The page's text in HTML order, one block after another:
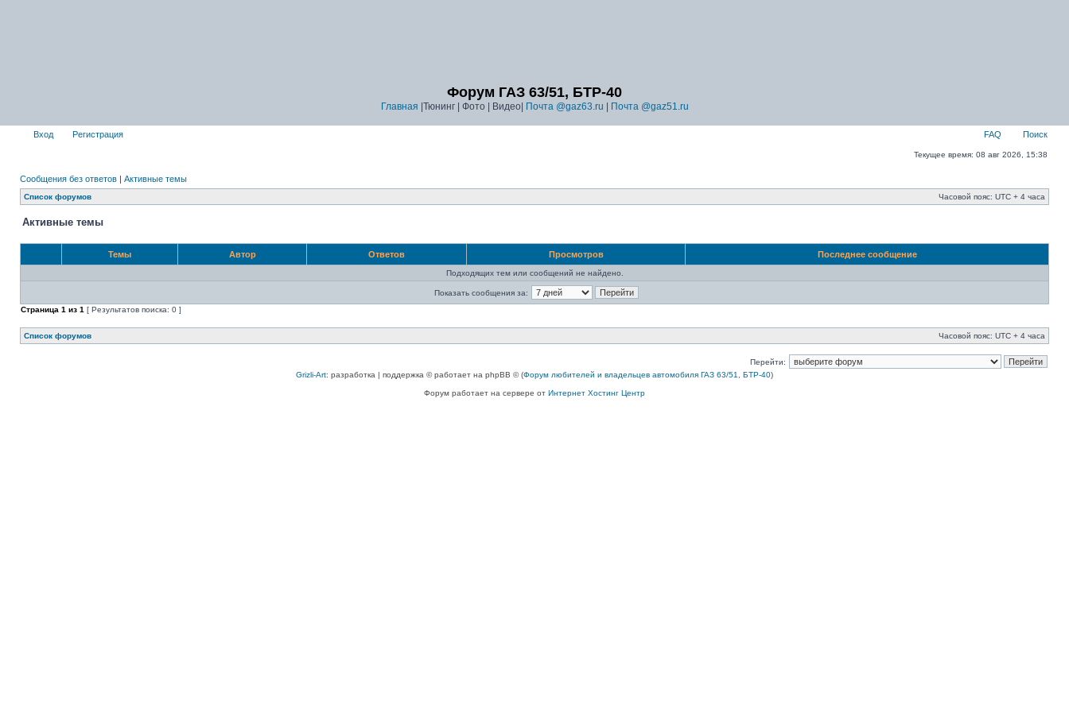
Форум ГАЗ 63/51, БТР-40
Главная |Тюнинг | Фото | Видео| Почта @gaz63.ru Почта @gaz51.ru
Вход Регистрация FAQ Поиск
Текущее время: 08 авг 2026, 15:38
Сообщения без ответов | Активные темы
Список форумов Часовой пояс: UTC + 4 часа
Активные темы
Темы Автор Ответов Просмотров Последнее сообщение
Подходящих тем или сообщений не найдено.
Показать сообщения за:
Страница 1 из 1 [ Результатов поиска: 0 ]
Список форумов Часовой пояс: UTC + 4 часа
Перейти:
Grizli-Art: разработка | поддержка © работает на phpBB © (Форум любителей и владельцев автомобиля ГАЗ 63/51, БТР-40)
Форум работает на сервере от Интернет Хостинг Центр